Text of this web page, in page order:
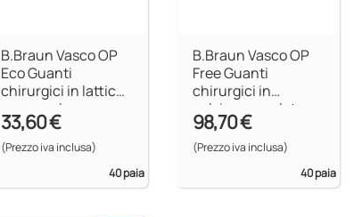
B.Braun Vasco OP
Eco Guanti
chirurgici in lattice
senza polvere
33,60 €
(Prezzo iva inclusa)
40 paia
B.Braun Vasco OP
Free Guanti
chirurgici in
polyisoprene latex-
free
98,70 €
(Prezzo iva inclusa)
40 paia